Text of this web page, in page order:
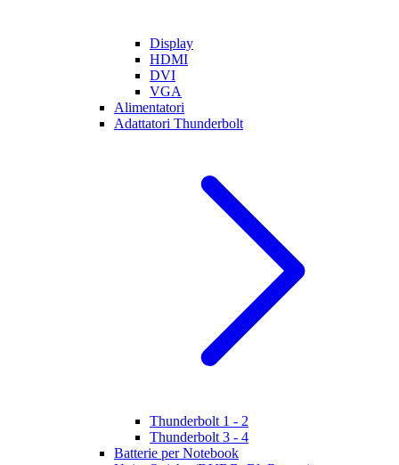
Display
HDMI
DVI
VGA
Alimentatori
Adattatori Thunderbolt
Thunderbolt 1 - 2
Thunderbolt 3 - 4
Batterie per Notebook